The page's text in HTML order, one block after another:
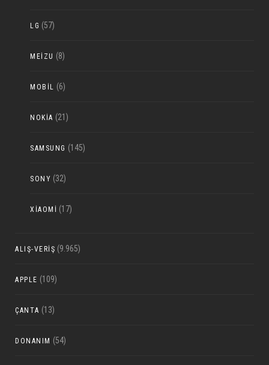
LG (57)
MEIZU (8)
MOBIL (6)
NOKIA (21)
SAMSUNG (145)
SONY (32)
XIAOMI (17)
ALIŞ-VERIŞ (9.965)
APPLE (109)
ÇANTA (13)
DONANIM (54)